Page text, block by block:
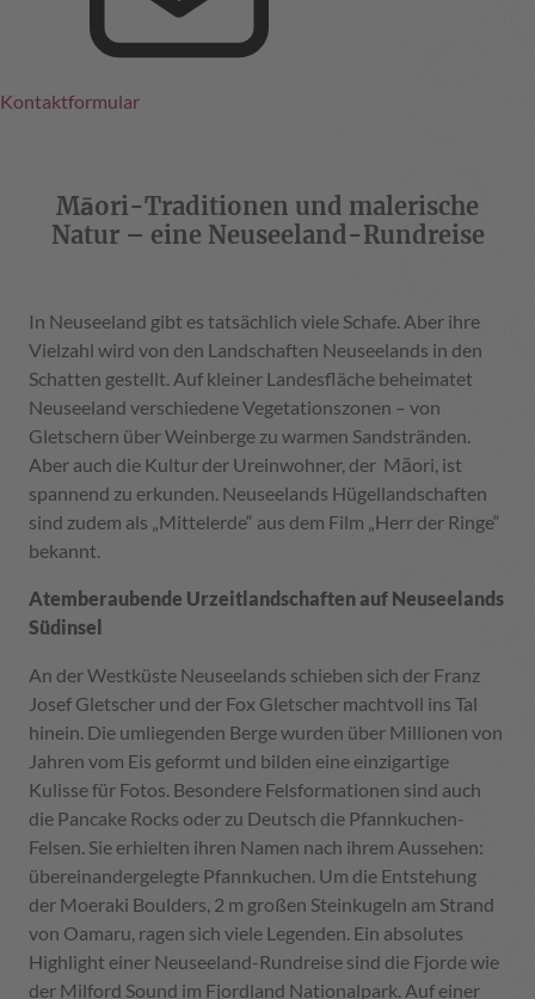
Kontaktformular
Māori-Traditionen und malerische
Natur – eine Neuseeland-Rundreise
In Neuseeland gibt es tatsächlich viele Schafe. Aber ihre
Vielzahl wird von den Landschaften Neuseelands in den
Schatten gestellt. Auf kleiner Landesfläche beheimatet
Neuseeland verschiedene Vegetationszonen – von
Gletschern über Weinberge zu warmen Sandstränden.
Aber auch die Kultur der Ureinwohner, der Māori, ist
spannend zu erkunden. Neuseelands Hügellandschaften
sind zudem als „Mittelerde“ aus dem Film „Herr der Ringe“
bekannt.
Atemberaubende Urzeitlandschaften auf Neuseelands
Südinsel
An der Westküste Neuseelands schieben sich der Franz
Josef Gletscher und der Fox Gletscher machtvoll ins Tal
hinein. Die umliegenden Berge wurden über Millionen von
Jahren vom Eis geformt und bilden eine einzigartige
Kulisse für Fotos. Besondere Felsformationen sind auch
die Pancake Rocks oder zu Deutsch die Pfannkuchen-
Felsen. Sie erhielten ihren Namen nach ihrem Aussehen:
übereinandergelegte Pfannkuchen. Um die Entstehung
der Moeraki Boulders, 2 m großen Steinkugeln am Strand
von Oamaru, ragen sich viele Legenden. Ein absolutes
Highlight einer Neuseeland-Rundreise sind die Fjorde wie
der Milford Sound im Fjordland Nationalpark. Auf einer